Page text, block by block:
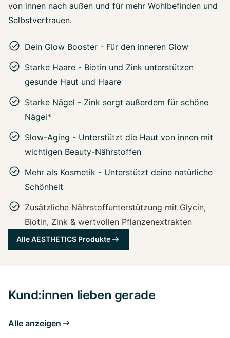
von innen nach außen und für mehr Wohlbefinden und
Selbstvertrauen.
Dein Glow Booster - Für den inneren Glow
Starke Haare - Biotin und Zink unterstützen
gesunde Haut und Haare
Starke Nägel - Zink sorgt außerdem für schöne
Nägel*
Slow-Aging - Unterstützt die Haut von innen mit
wichtigen Beauty-Nährstoffen
Mehr als Kosmetik - Unterstützt deine natürliche
Schönheit
Zusätzliche Nährstoffunterstützung mit Glycin,
Biotin, Zink & wertvollen Pflanzenextrakten
Alle AESTHETICS Produkte
Kund:innen lieben gerade
Alle anzeigen